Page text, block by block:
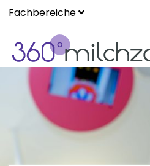
Fachbereiche